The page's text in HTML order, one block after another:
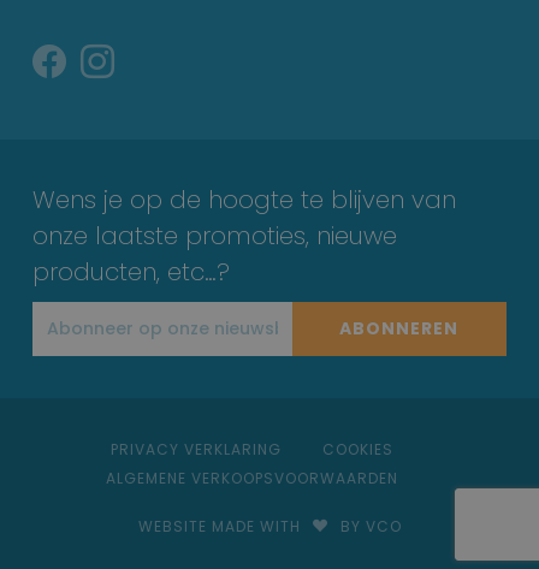
Wens je op de hoogte te blijven van
onze laatste promoties, nieuwe
producten, etc…?
ABONNEREN
PRIVACY VERKLARING
COOKIES
ALGEMENE VERKOOPSVOORWAARDEN
WEBSITE MADE WITH BY VCO